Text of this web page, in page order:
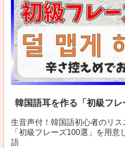
韓国語耳を作る「初級フレ
生音声付！韓国語初心者のリ
「初級フレーズ100選」を用意
語